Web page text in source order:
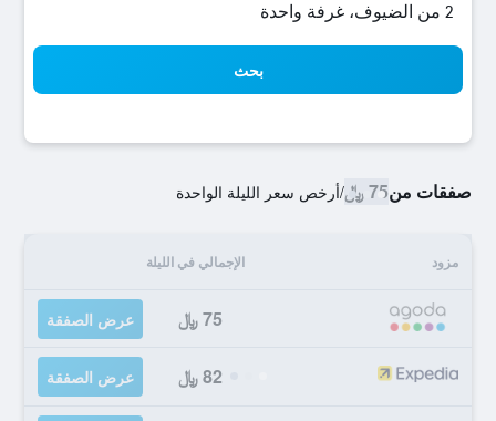
2 من الضيوف، غرفة واحدة
بحث
صفقات من75 ﷼ /أرخص سعر الليلة الواحدة
مزود الإجمالي في الليلة
75 ﷼ عرض الصفقة
82 ﷼ عرض الصفقة